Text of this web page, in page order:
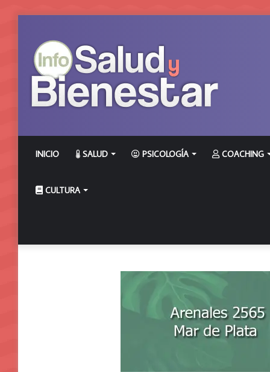
INICIO SALUD PSICOLOGÍA COACHING
CULTURA